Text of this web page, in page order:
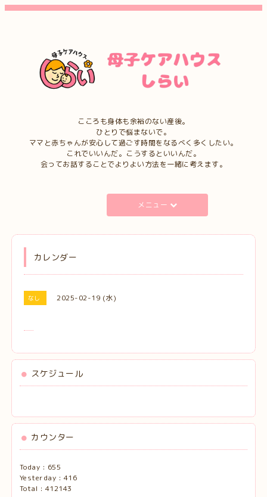
こころも身体も余裕のない産後。
ひとりで悩まないで。
ママと赤ちゃんが安心して過ごす時間をなるべく多くしたい。
これでいいんだ。こうするといいんだ。
会ってお話することでよりよい方法を一緒に考えます。
メニュー
カレンダー
なし 2025-02-19 (水)
スケジュール
カウンター
Today : 655
Yesterday : 416
Total : 412143